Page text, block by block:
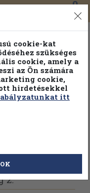
0
kötet közül
Válasszon példányt
2.
cookie-kat
szükséges
cookie, amely a
az Ön számára
cookie,
hirdetésekkel
itt